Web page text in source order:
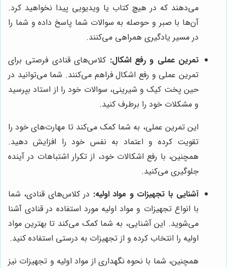
می‌دهند که در هیچ کتاب یا ویدیویی پیدا نخواهید کرد.
آن‌ها با صبر و حوصله به سوالات شما پاسخ داده و شما را
در مسیر یادگیری همراهی می‌کنند.
تمرین عملی و رفع اشکال: کلاس‌های قنادی فرصتی برای
تمرین عملی و رفع اشکال فراهم می‌کنند. شما می‌توانید در
حین پخت کیک و شیرینی، سوالات خود را از استاد بپرسید
و مشکلات خود را برطرف کنید.
این تمرین عملی، به شما کمک می‌کند تا مهارت‌های خود را
تقویت کرده و اعتماد به نفس خود را افزایش دهید.
همچنین، با رفع اشکالات خود، از تکرار اشتباهات در آینده
جلوگیری می‌کنید.
آشنایی با تجهیزات و مواد اولیه: در کلاس‌های قنادی، شما
با انواع تجهیزات و مواد اولیه مورد استفاده در قنادی آشنا
می‌شوید. این آشنایی، به شما کمک می‌کند تا بهترین مواد
اولیه را انتخاب کرده و از تجهیزات به درستی استفاده کنید.
همچنین، شما با نحوه نگهداری از مواد اولیه و تجهیزات نیز